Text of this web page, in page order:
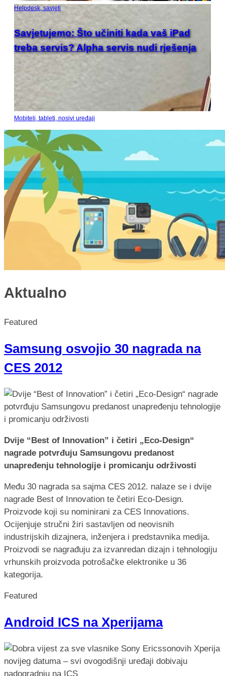
Helpdesk, savjeti
Savjetujemo: Što učiniti kada vaš iPad
treba servis? Alpha servis nudi rješenja
Mobiteli, tableti, nosivi uređaji
Recenzija: HONOR Magic V6 - Preklopni
telefon koji više ne traži kompromise
Aktualno
Featured
Samsung osvojio 30 nagrada na
CES 2012
Dvije “Best of Innovation” i četiri „Eco-Design“
nagrade potvrđuju Samsungovu predanost
unapređenju tehnologije i promicanju održivosti
Među 30 nagrada sa sajma CES 2012. nalaze se i dvije
nagrade Best of Innovation te četiri Eco-Design.
Proizvode koji su nominirani za CES Innovations.
Ocijenjuje stručni žiri sastavljen od neovisnih
industrijskih dizajnera, inženjera i predstavnika medija.
Proizvodi se nagrađuju za izvanredan dizajn i tehnologiju
vrhunskih proizvoda potrošačke elektronike u 36
kategorija.
Featured
Android ICS na Xperijama